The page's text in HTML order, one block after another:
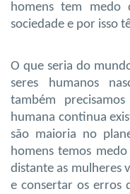
homens tem medo
sociedade e por isso
O que seria do
seres humanos
também
humana continua
são maioria no
homens temos
distante as mulheres
e consertar os erros